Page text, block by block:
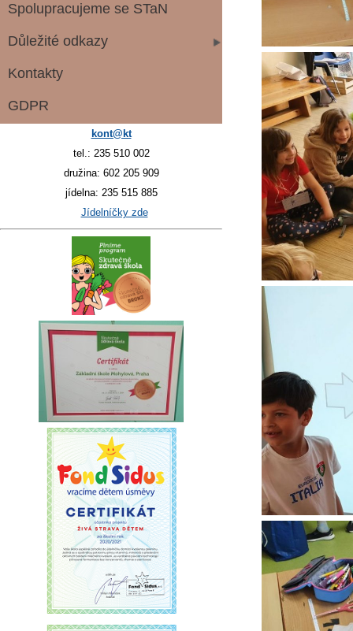
Spolupracujeme se STaN
Důležité odkazy
Kontakty
GDPR
kont@kt
tel.: 235 510 002
družina: 602 205 909
jídelna: 235 515 885
Jídelníčky zde